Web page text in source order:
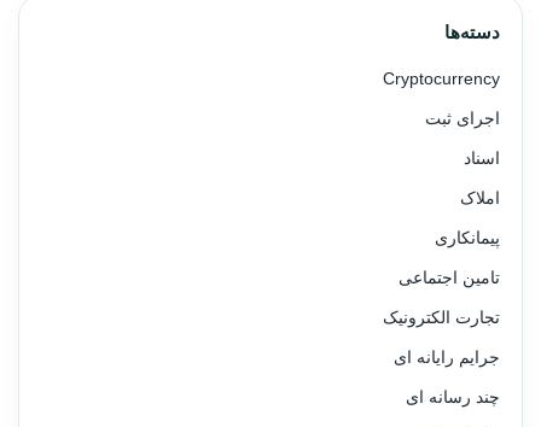
دسته‌ها
Cryptocurrency
اجرای ثبت
اسناد
املاک
پیمانکاری
تامین اجتماعی
تجارت الکترونیک
جرایم رایانه ای
چند رسانه ای